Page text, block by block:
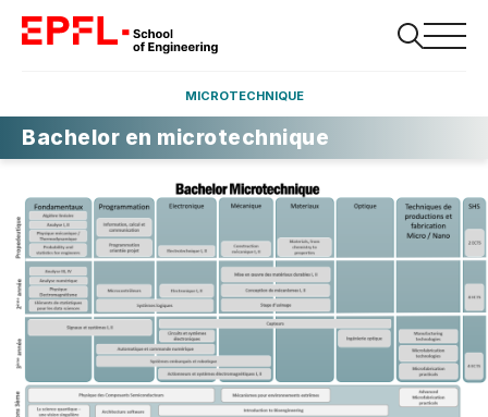
MICROTECHNIQUE
Bachelor en microtechnique